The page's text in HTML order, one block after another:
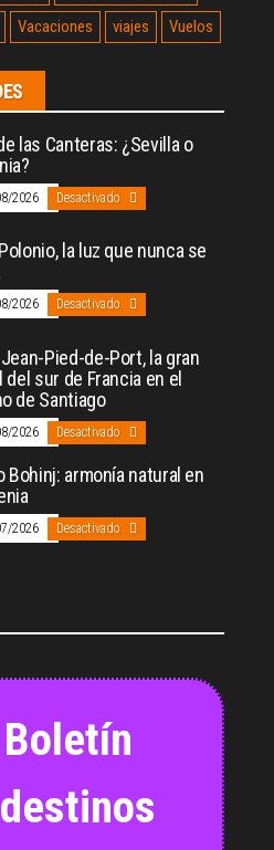
Vacaciones viajes Vuelos
las Canteras: ¿Sevilla o
2026 Desactivado
la luz que nunca se
2026 Desactivado
Pied-de-Port, la gran
del sur de Francia en el
de Santiago
2026 Desactivado
Bohinj: armonía natural en
2026 Desactivado